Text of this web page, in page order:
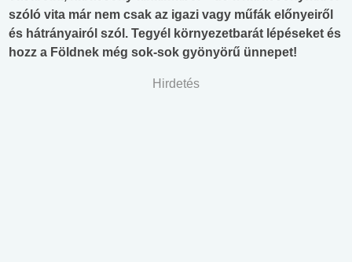
szóló vita már nem csak az igazi vagy műfák előnyeiről
és hátrányairól szól. Tegyél környezetbarát lépéseket és
hozz a Földnek még sok-sok gyönyörű ünnepet!
Hirdetés